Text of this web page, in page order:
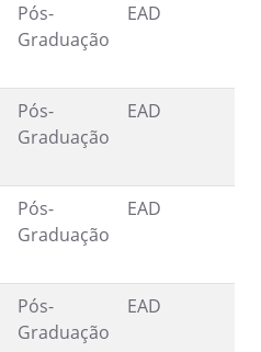
Pós-
Graduação
EAD
Pós-
Graduação
EAD
Pós-
Graduação
EAD
Pós-
Graduação
EAD